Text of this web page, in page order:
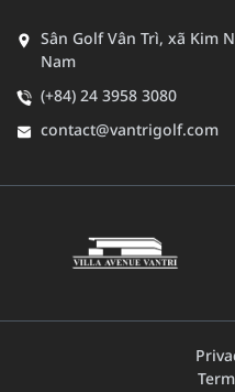
Sân Golf Vân Trì, xã Kim
Nam
(+84) 24 3958 3080
contact@vantrigolf.com